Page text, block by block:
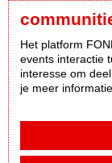
Het platform
events interactie
interesse om
je meer